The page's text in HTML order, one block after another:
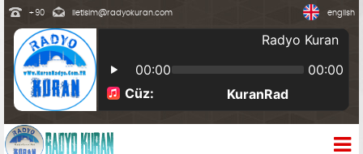
+90 iletisim@radyokuran.com english